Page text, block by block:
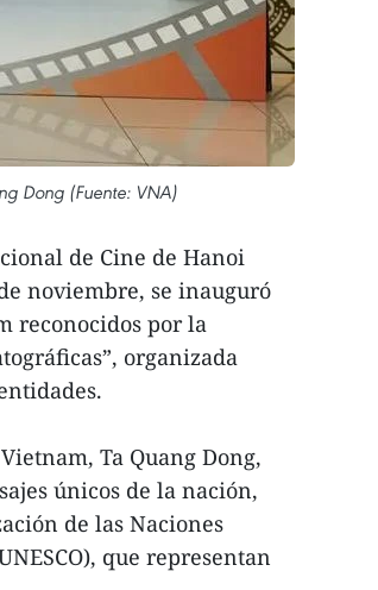
Dong (Fuente: VNA)
de Cine de Hanoi
noviembre, se inauguró
reconocidos por la
organizada
Ta Quang Dong,
únicos de la nación,
de las Naciones
que representan